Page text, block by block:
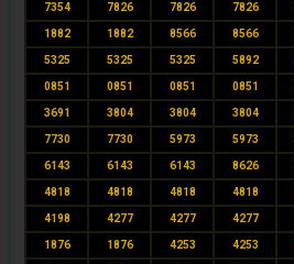
7354 7826 7826 7826
1882 1882 8566 8566
5325 5325 5325 5892
0851 0851 0851 0851
3691 3804 3804 3804
7730 7730 5973 5973
6143 6143 6143 8626
4818 4818 4818 4818
4198 4277 4277 4277
1876 1876 4253 4253